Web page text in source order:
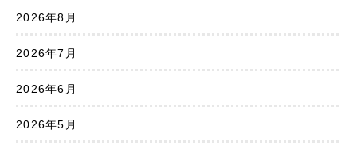
2026年8月
2026年7月
2026年6月
2026年5月